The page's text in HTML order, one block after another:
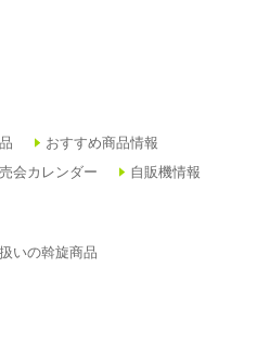
おすすめ商品情報
会カレンダー 自販機情報
いの斡旋商品